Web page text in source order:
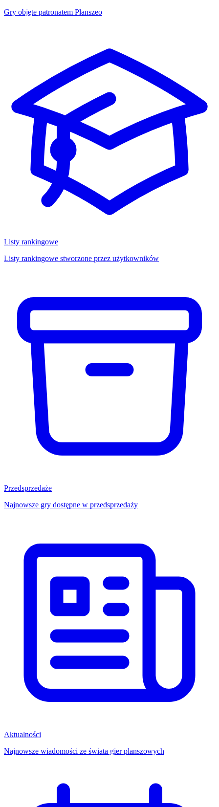
Gry objęte patronatem Planszeo
Listy rankingowe
Listy rankingowe stworzone przez użytkowników
Przedsprzedaże
Najnowsze gry dostępne w przedsprzedaży
Aktualności
Najnowsze wiadomości ze świata gier planszowych